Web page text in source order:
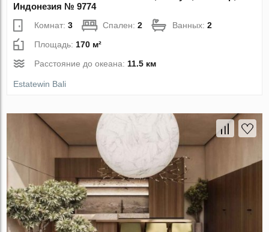
Индонезия № 9774
Комнат:3 Спален:2 Ванных:2
Площадь: 170 м²
Расстояние до океана: 11.5 км
Estatewin Bali